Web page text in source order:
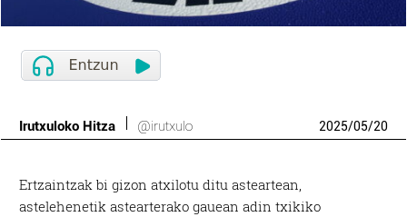
Irutxuloko Hitza @irutxulo 2025/05/20
Ertzaintzak bi gizon atxilotu ditu asteartean,
astelehenetik astearterako gauean adin txikiko